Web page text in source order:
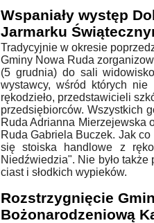
Wspaniały występ
Jarmarku
Tradycyjnie w okresie
Gminy Nowa Ruda
(5 grudnia) do sali
wystawcy, wśród których nie
rękodzieło, przedstawicieli
przedsiębiorców. Wszystkich
Ruda Adrianna Mierzejewska
Ruda Gabriela Buczek. Jak
się stoiska handlowe z
Niedźwiedzia". Nie było
ciast i słodkich wypieków.
Rozstrzygnięcie
Bożonarodzeniową